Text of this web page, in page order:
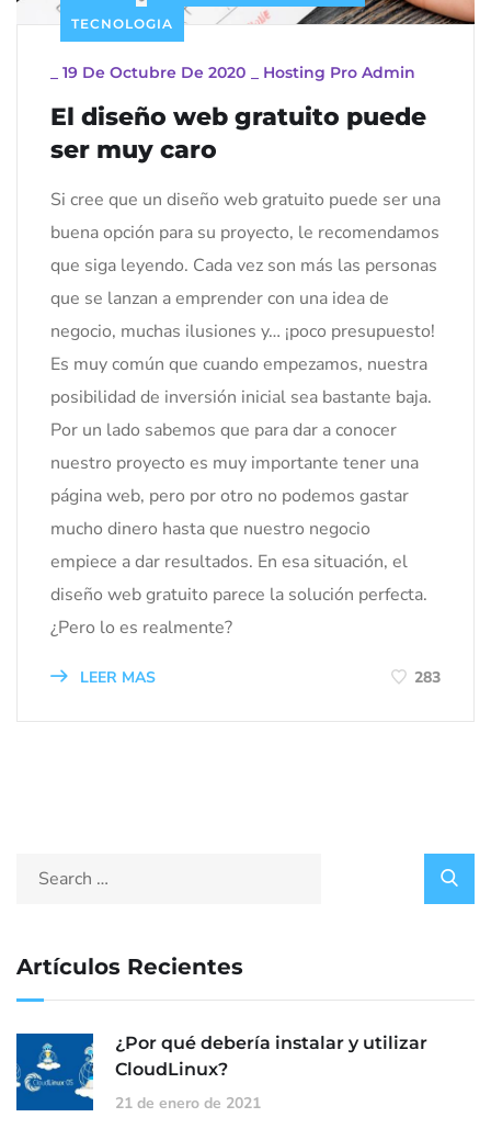
TECNOLOGIA
19 De Octubre De 2020 Hosting Pro Admin
El diseño web gratuito puede
ser muy caro
Si cree que un diseño web gratuito puede ser una
buena opción para su proyecto, le recomendamos
que siga leyendo. Cada vez son más las personas
que se lanzan a emprender con una idea de
negocio, muchas ilusiones y… ¡poco presupuesto!
Es muy común que cuando empezamos, nuestra
posibilidad de inversión inicial sea bastante baja.
Por un lado sabemos que para dar a conocer
nuestro proyecto es muy importante tener una
página web, pero por otro no podemos gastar
mucho dinero hasta que nuestro negocio
empiece a dar resultados. En esa situación, el
diseño web gratuito parece la solución perfecta.
¿Pero lo es realmente?
LEER MAS 283
Artículos Recientes
¿Por qué debería instalar y utilizar
CloudLinux?
21 de enero de 2021